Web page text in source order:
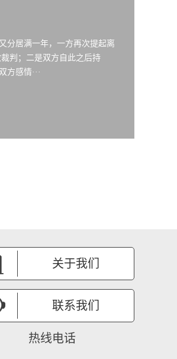
分居满一年，一方再次提起离
判；二是双方自此之后持
感情···
关于我们
联系我们
热线电话